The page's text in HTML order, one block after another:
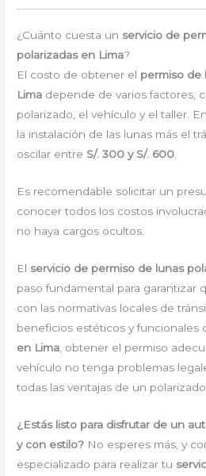
¿Cuánto cuesta un servicio de
polarizadas en Lima?
El costo de obtener el permiso de
Lima depende de varios factores,
polarizado, el vehículo y el taller.
la instalación de las lunas más el
oscilar entre S/. 300 y S/. 600.
Es recomendable solicitar un
conocer todos los costos
no haya cargos ocultos.
El servicio de permiso de lunas
paso fundamental para garantizar
con las normativas locales de
beneficios estéticos y funcionales
en Lima , obtener el permiso
vehículo no tenga problemas
todas las ventajas de un
¿Estás listo para disfrutar de un
y con estilo? No esperes más, y
especializado para realizar tu